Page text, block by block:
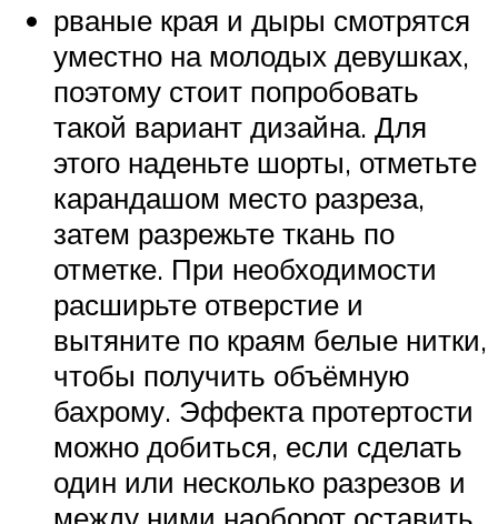
рваные края и дыры смотрятся
уместно на молодых девушках,
поэтому стоит попробовать
такой вариант дизайна. Для
этого наденьте шорты, отметьте
карандашом место разреза,
затем разрежьте ткань по
отметке. При необходимости
расширьте отверстие и
вытяните по краям белые нитки,
чтобы получить объёмную
бахрому. Эффекта протертости
можно добиться, если сделать
один или несколько разрезов и
между ними наоборот оставить